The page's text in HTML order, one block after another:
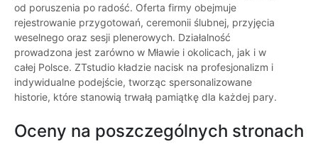
od poruszenia po radość. Oferta firmy obejmuje
rejestrowanie przygotowań, ceremonii ślubnej, przyjęcia
weselnego oraz sesji plenerowych. Działalność
prowadzona jest zarówno w Mławie i okolicach, jak i w
całej Polsce. ZTstudio kładzie nacisk na profesjonalizm i
indywidualne podejście, tworząc spersonalizowane
historie, które stanowią trwałą pamiątkę dla każdej pary.
Oceny na poszczególnych stronach